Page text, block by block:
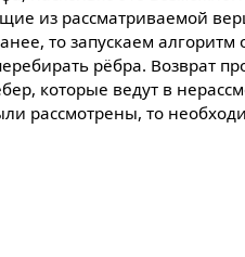
из рассматриваемой
то запускаем алгоритм
рёбра. Возврат
которые ведут в
рассмотрены, то